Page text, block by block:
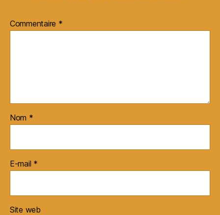
Commentaire *
Nom *
E-mail *
Site web